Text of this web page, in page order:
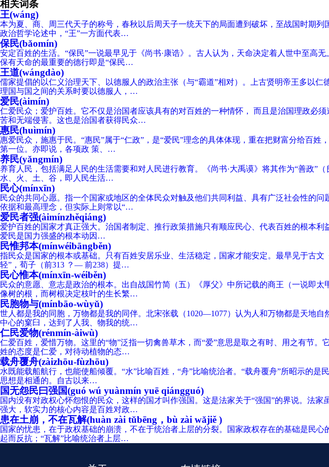
相关词条
王(wáng)
本为夏、商、周三代天子的称号，春秋以后周天子一统天下的局面遭到破坏，至战国时期
政治哲学论述中，“王”一方面代表…
保民(bǎomín)
安定百姓的生活。“保民”一说最早见于《尚书·康诰》。古人认为，天命决定着人世中至高
保有天命的最重要的德行即是“保民…
王道(wángdào)
儒家提倡的以仁义治理天下、以德服人的政治主张（与“霸道”相对）。上古贤明帝王多以
理国与国之间的关系时要以德服人，…
爱民(àimín)
仁爱民众；爱护百姓。它不仅是治国者应该具有的对百姓的一种情怀， 而且是治国理政必
苦和无端侵害。这也是治国者获得民众…
惠民(huìmín)
惠爱民众，施惠于民。“惠民”属于“仁政”，是“爱民”理念的具体体现，重在把财富分给百
第一位。亦即说，各项政 策、…
养民(yǎngmín)
养育人民，包括满足人民的生活需要和对人民进行教育。《尚书·大禹谟》将其作为“善政”
水、火、土、谷，即人民生活…
民心(mínxīn)
民众的共同心愿。指一个国家或地区的全体民众对触及他们共同利益、具有广泛社会性的
依据和最高理念，但实际上则常以“…
爱民者强(àimínzhěqiáng)
爱护百姓的国家才真正强大。治国者制定、推行政策措施只有顺应民心、代表百姓的根本
爱民是国力强盛的根本动因…
民惟邦本(mínwéibāngběn)
指民众是国家的根本或基础。只有百姓安居乐业、生活稳定，国家才能安定。最早见于古
轻”，荀子（前313 ？— 前238）提…
民心惟本(mínxīn-wéiběn)
民众的意愿、意志是政治的根本。出自战国竹简（五）《厚父》中所记载的商王（一说即
像树的根，而树根决定枝叶的生长繁…
民胞物与(mínbāo-wùyǔ)
世人都是我的同胞，万物都是我的同伴。北宋张载（1020—1077）认为人和万物都是天地
中心的窠臼，达到了人我、物我的统…
仁民爱物(rénmín-àiwù)
仁爱百姓，爱惜万物。这里的“物”泛指一切禽兽草木，而“爱”意思是取之有时、用之有节
姓的态度是仁爱，对待动植物的态…
载舟覆舟(zàizhōu-fùzhōu)
水既能载船航行，也能使船倾覆。“水”比喻百姓，“舟”比喻统治者。“载舟覆舟”所昭示的
思想是相通的。自古以来…
国无怨民曰强国(guó wú yuànmín yuē qiángguó)
国内没有对政权心怀怨恨的民众，这样的国才叫作强国。这是法家关于“强国”的界说。法
强大，软实力的核心内容是百姓对政…
患在土崩，不在瓦解(huàn zài tǔbēng，bù zài wǎjiě )
国家的忧患，在于政权基础的崩溃，不在于统治者上层的分裂。国家政权存在的基础是民
起而反抗；“瓦解”比喻统治者上层…